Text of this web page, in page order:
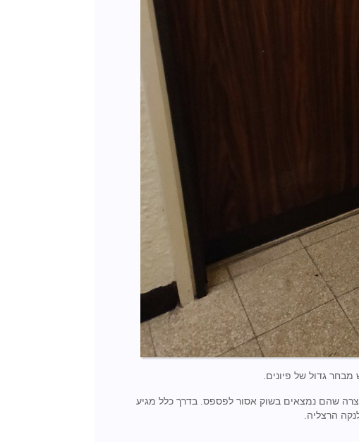
גדול של פיונים.
שהם נמצאים בשוק אסור לפספס. בדרך כלל מגיע
הרצליה.